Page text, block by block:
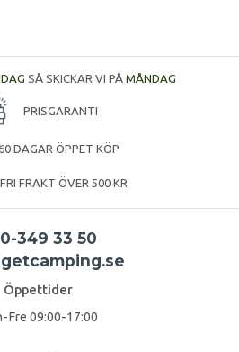
SÅ SKICKAR VI PÅ MÅNDAG
PRISGARANTI
DAGAR ÖPPET KÖP
FRI FRAKT ÖVER 500 KR
349 33 50
Öppettider
Fre 09:00-17:00